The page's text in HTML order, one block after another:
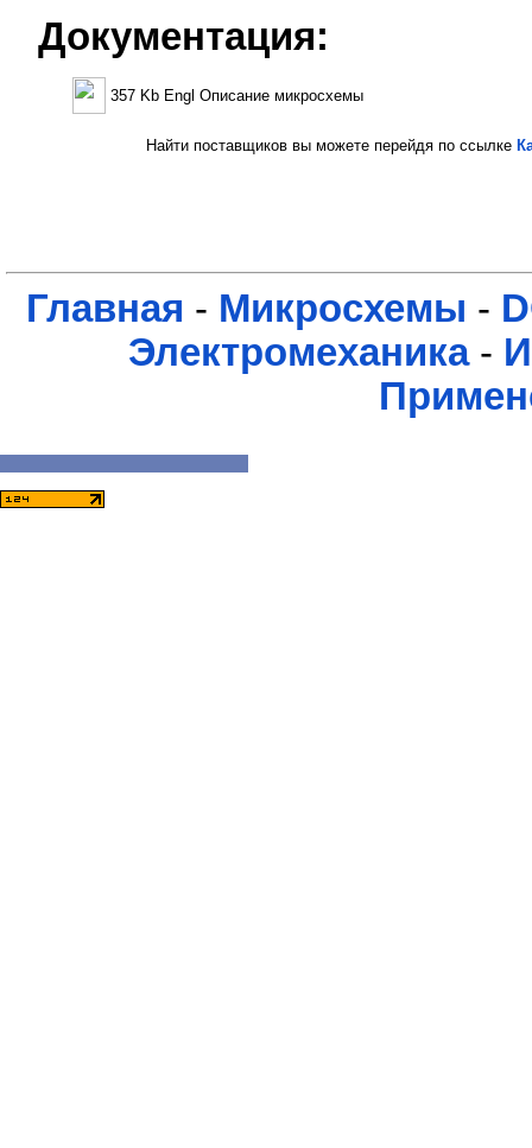
Документация:
357 Kb Engl Описание микросхемы
Найти поставщиков вы можете перейдя по ссылке
Главная - Микросхемы -
Электромеханика-